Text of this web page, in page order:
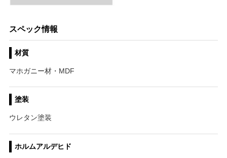
スペック情報
材質
マホガニー材・MDF
塗装
ウレタン塗装
ホルムアルデヒド